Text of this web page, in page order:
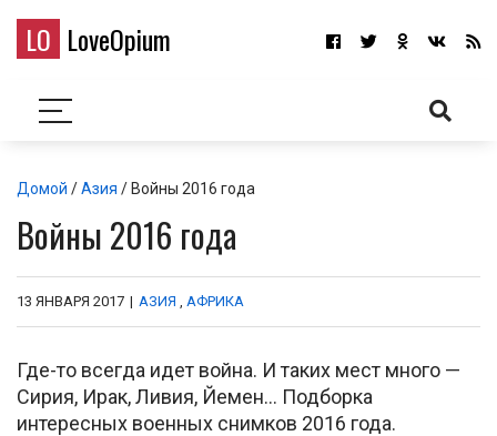
LO LoveOpium
Домой /Азия / Войны 2016 года
Войны 2016 года
13 ЯНВАРЯ 2017 | АЗИЯ , АФРИКА
Где-то всегда идет война. И таких мест много —
Сирия, Ирак, Ливия, Йемен… Подборка
интересных военных снимков 2016 года.